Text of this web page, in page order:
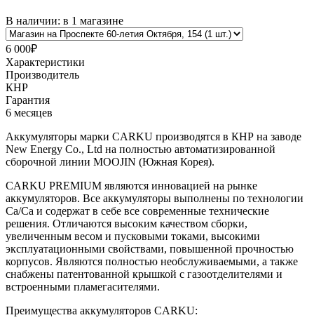
В наличии: в 1 магазине
6 000₽
Характеристики
Производитель
КНР
Гарантия
6 месяцев
Аккумуляторы марки CARKU производятся в КНР на заводе
New Energy Co., Ltd на полностью автоматизированной
сборочной линии MOOJIN (Южная Корея).
CARKU PREMIUM являются инновацией на рынке
аккумуляторов. Все аккумуляторы выполнены по технологии
Са/Са и содержат в себе все современные технические
решения. Отличаются высоким качеством сборки,
увеличенным весом и пусковыми токами, высокими
эксплуатационными свойствами, повышенной прочностью
корпусов. Являются полностью необслуживаемыми, а также
снабжены патентованной крышкой с газоотделителями и
встроенными пламегасителями.
Преимущества аккумуляторов CARKU: